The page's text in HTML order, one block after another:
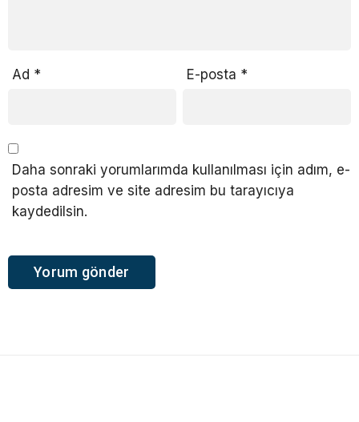
Ad * E-posta *
Daha sonraki yorumlarımda kullanılması için adım, e-
posta adresim ve site adresim bu tarayıcıya
kaydedilsin.